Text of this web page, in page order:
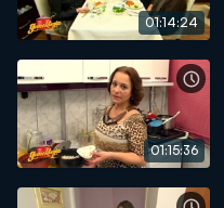
01:14:24
01:15:36